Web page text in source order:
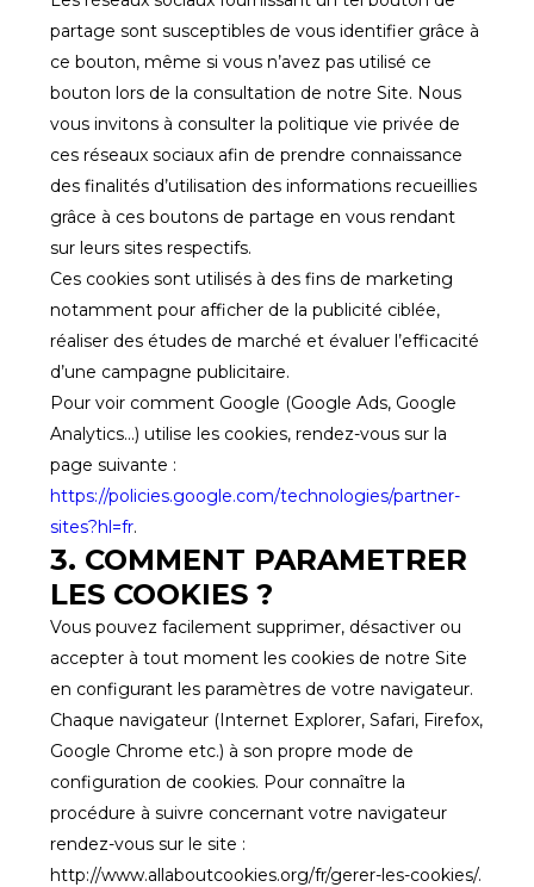
partage sont susceptibles de vous identifier grâce à
ce bouton, même si vous n’avez pas utilisé ce
bouton lors de la consultation de notre Site. Nous
vous invitons à consulter la politique vie privée de
ces réseaux sociaux afin de prendre connaissance
des finalités d’utilisation des informations recueillies
grâce à ces boutons de partage en vous rendant
sur leurs sites respectifs.
Ces cookies sont utilisés à des fins de marketing
notamment pour afficher de la publicité ciblée,
réaliser des études de marché et évaluer l’efficacité
d’une campagne publicitaire.
Pour voir comment Google (Google Ads, Google
Analytics...) utilise les cookies, rendez-vous sur la
page suivante :
https://policies.google.com/technologies/partner-
sites?hl=fr.
3. COMMENT PARAMETRER
LES COOKIES ?
Vous pouvez facilement supprimer, désactiver ou
accepter à tout moment les cookies de notre Site
en configurant les paramètres de votre navigateur.
Chaque navigateur (Internet Explorer, Safari, Firefox,
Google Chrome etc.) à son propre mode de
configuration de cookies. Pour connaître la
procédure à suivre concernant votre navigateur
rendez-vous sur le site :
http://www.allaboutcookies.org/fr/gerer-les-cookies/.